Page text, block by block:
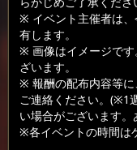
※ イベント主催者は
有します。
※ 画像はイメージで
ざいます。
※ 報酬の配布内容等
ご連絡ください。(※1
い場合がございます
※各イベントの時間は